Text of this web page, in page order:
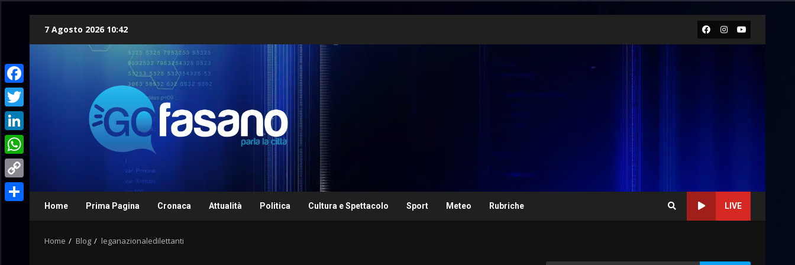
7 Agosto 2026 10:42 Facebook
Instagram
Youtube
Home Prima Pagina Cronaca Attualità Politica Cultura e Spettacolo Sport Meteo Rubriche LIVE
Home Blog leganazionaledilettanti
Facebook
Twitter
LinkedIn
WhatsApp
Copy